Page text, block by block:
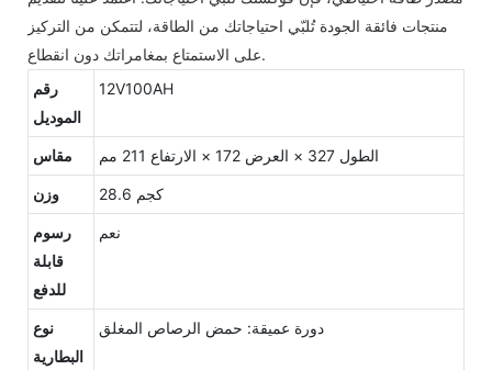
منتجات فائقة الجودة تُلبّي احتياجاتك من الطاقة، لتتمكن من التركيز
على الاستمتاع بمغامراتك دون انقطاع.
رقم
الموديل
12V100AH
مقاس الطول 327 × العرض 172 × الارتفاع 211 مم
وزن 28.6 كجم
رسوم
قابلة
للدفع
نعم
نوع
البطارية
دورة عميقة: حمض الرصاص المغلق